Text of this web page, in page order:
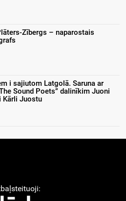
Zībergs – naparostais
i sajiutom Latgolā. Saruna ar
Sound Poets” dalinīkim Juoni
Kārli Juostu